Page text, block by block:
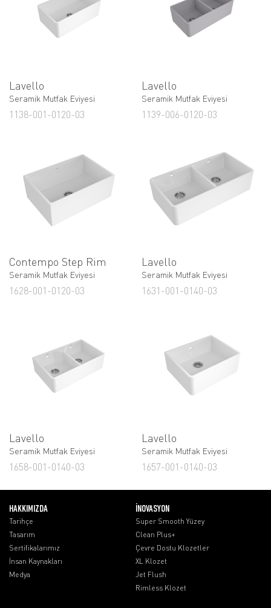
Lavello
Seramik Mutfak Eviyesi
1138-001-0120-03
Lavello
Seramik Mutfak Eviyesi
1139-006-0120-03
Contempo Step Rim
Seramik Mutfak Eviyesi
1628-001-0120-03
Lavello
Seramik Mutfak Eviyesi
1631-001-0140-03
Lavello
Seramik Mutfak Eviyesi
1658-001-0140-03
Lavello
Seramik Mutfak Eviyesi
1657-001-0140-03
HAKKIMIZDA
Tarihçe
Tasarım
Sertifikalarımız
İnsan Kaynakları
Medya
İNOVASYON
Super Smooth Yüzey
Clean Plus+
Çevre Dostu Klozetler
XL Klozet
Jet Flush
Rimless Klozet